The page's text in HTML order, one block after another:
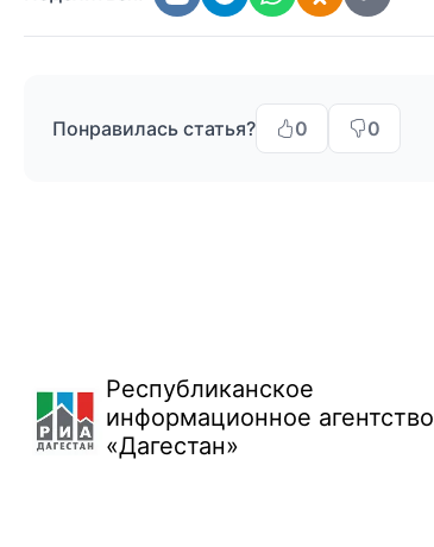
Понравилась статья? 0 0
Республиканское
информационное агентство
«Дагестан»